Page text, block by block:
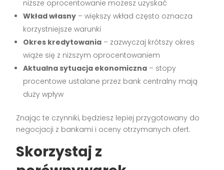
niższe oprocentowanie możesz uzyskać
Wkład własny – większy wkład często oznacza
korzystniejsze warunki
Okres kredytowania – zazwyczaj krótszy okres
wiąże się z niższym oprocentowaniem
Aktualna sytuacja ekonomiczna – stopy
procentowe ustalane przez bank centralny mają
duży wpływ
Znając te czynniki, będziesz lepiej przygotowany do
negocjacji z bankami i oceny otrzymanych ofert.
Skorzystaj z